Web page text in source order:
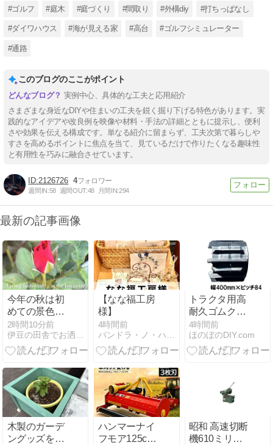
#ゴルフ #庭木 #庭づくり #間取り #外構diy #打ちっぱなし
#ダイワハウス #海が見える家 #高台 #ゴルフシミュレーター
#通路
このブログのここがポイント
実例中心、具体的な工夫と応用紹介
さまざまな身近なDIYや住まいの工夫を鋭く掘り下げる特色があります。実
践的なアイデアや改良例を映像や材料・手法の詳細とともに提示し、便利
さや効果を伝える構成です。単なる紹介に留まらず、工夫次第で暮らしや
すさを高めるポイントに焦点を当て、見ているだけで作りたくなる趣味性
と有用性を巧みに融合させています。
2126726 4
週間IN:58 週間OUT:48 月間IN:294
最新の記事画像
今年の秋は初
めての景色に
なる予定♪ 我
が家のボーダ
ーガーデン
2時間10分前
【なな福工房
様】
4時間前
トラクタ用高
耐久ゴムクロ
ーラ
YF408446の
選び方
4時間前
ほのぼのDIY.com
木製のガーデ
ングッズを作
ハンマーナイ
フモア125cm
昭和 高速切断
機610ミリ